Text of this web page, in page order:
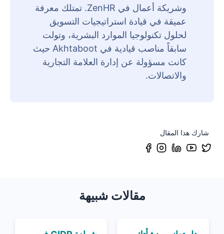
وشريكة أعمال في ZenHR. تمتلك معرفة
عميقة في قيادة استراتيجيات التسويق
لحلول تكنولوجيا الموارد البشرية، وتولت
سابقاً مناصب قيادية في Akhtaboot حيث
كانت مسؤولة عن إدارة العلامة التجارية
والاتصالات.
شارك هذا المقال
مقالات شبيهة